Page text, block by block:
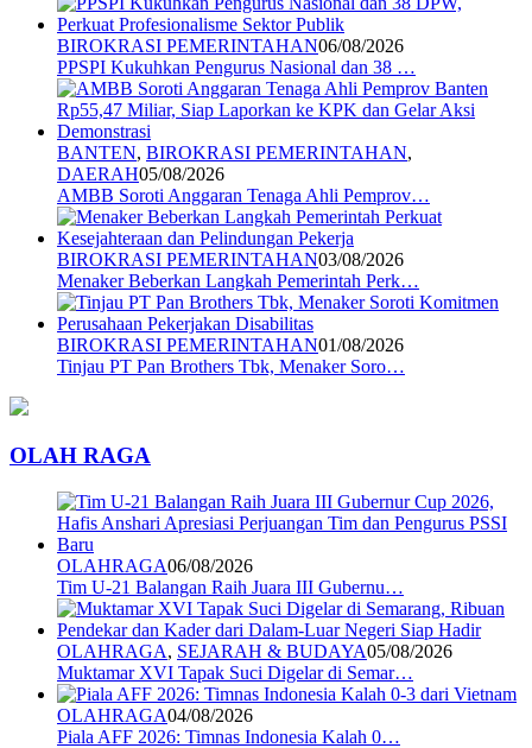
BIROKRASI PEMERINTAHAN06/08/2026
PPSPI Kukuhkan Pengurus Nasional dan 38 …
BANTEN, BIROKRASI PEMERINTAHAN,
DAERAH05/08/2026
AMBB Soroti Anggaran Tenaga Ahli Pemprov…
BIROKRASI PEMERINTAHAN03/08/2026
Menaker Beberkan Langkah Pemerintah Perk…
BIROKRASI PEMERINTAHAN01/08/2026
Tinjau PT Pan Brothers Tbk, Menaker Soro…
OLAH RAGA
OLAHRAGA06/08/2026
Tim U-21 Balangan Raih Juara III Gubernu…
OLAHRAGA, SEJARAH & BUDAYA05/08/2026
Muktamar XVI Tapak Suci Digelar di Semar…
OLAHRAGA04/08/2026
Piala AFF 2026: Timnas Indonesia Kalah 0…